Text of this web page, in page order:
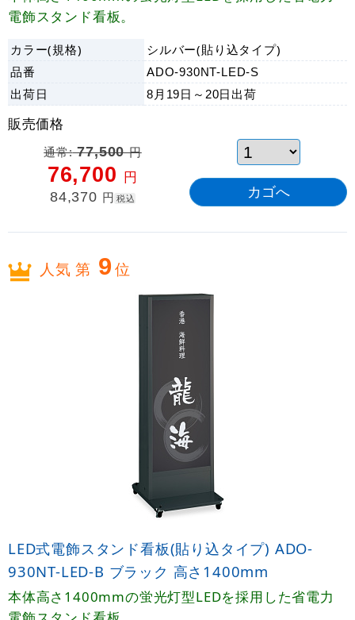
電飾スタンド看板。
カラー(規格)
シルバー(貼り込タイプ)
品番
ADO-930NT-LED-S
出荷日 8月19日～20日 出荷
販売価格
通常:77,500円
76,700 円
84,370 円 税込
人気 第 9位
LED式電飾スタンド看板(貼り込タイプ) ADO-
930NT-LED-B ブラック 高さ1400mm
本体高さ1400mmの蛍光灯型LEDを採用した省電力